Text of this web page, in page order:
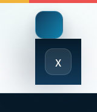
x
Close
Menu